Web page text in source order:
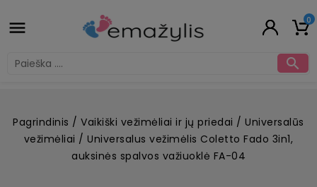
 0

Pagrindinis Vaikiški vežimėliai ir jų priedai
Universalūs
vežimėliai
Universalus vežimėlis Coletto Fado 3in1,
auksinės spalvos važiuoklė FA-04